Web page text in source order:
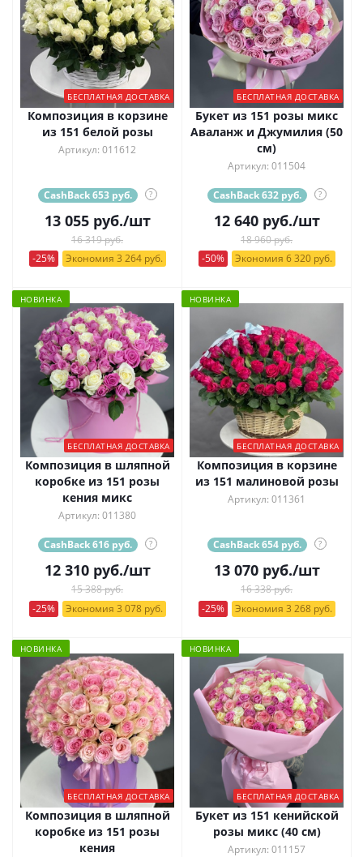
БЕСПЛАТНАЯ ДОСТАВКА
Композиция в корзине
из 151 белой розы
Артикул: 011612
CashBack 653 руб. ?
13 055руб./шт
16 319 руб.
-25%
Экономия 3 264 руб.
БЕСПЛАТНАЯ ДОСТАВКА
Букет из 151 розы микс
Аваланж и Джумилия (50
см)
Артикул: 011504
CashBack 632 руб. ?
12 640руб./шт
18 960 руб.
-50%
Экономия 6 320 руб.
НОВИНКА
БЕСПЛАТНАЯ ДОСТАВКА
Композиция в шляпной
коробке из 151 розы
кения микс
Артикул: 011380
CashBack 616 руб. ?
12 310руб./шт
15 388 руб.
-25%
Экономия 3 078 руб.
НОВИНКА
БЕСПЛАТНАЯ ДОСТАВКА
Композиция в корзине
из 151 малиновой розы
Артикул: 011361
CashBack 654 руб. ?
13 070руб./шт
16 338 руб.
-25%
Экономия 3 268 руб.
НОВИНКА
БЕСПЛАТНАЯ ДОСТАВКА
Композиция в шляпной
коробке из 151 розы
кения
НОВИНКА
БЕСПЛАТНАЯ ДОСТАВКА
Букет из 151 кенийской
розы микс (40 см)
Артикул: 011157